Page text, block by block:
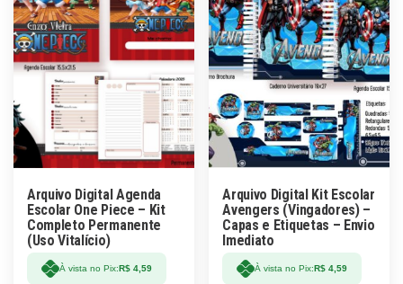
Arquivo Digital Agenda
Escolar One Piece – Kit
Completo Permanente
(Uso Vitalício)
À vista no Pix:R$ 4,59
Arquivo Digital Kit Escolar
Avengers (Vingadores) –
Capas e Etiquetas – Envio
Imediato
À vista no Pix:R$ 4,59